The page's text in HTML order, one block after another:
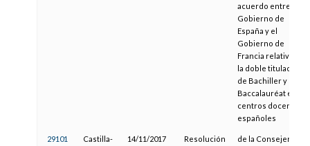
acuerdo entre el
Gobierno de
España y el
Gobierno de
Francia relativo a
la doble titulación
de Bachiller y de
Baccalauréat en
centros docentes
españoles
29101
Castilla-
14/11/2017 Resolución
de la Consejería